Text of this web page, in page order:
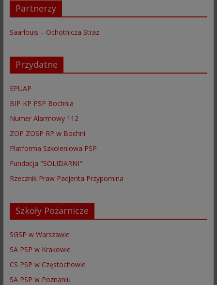
Partnerzy
Saarlouis – Ochotnicza Straz
Przydatne
EPUAP
BIP KP PSP Bochnia
Numer Alarmowy 112
ZOP ZOSP RP w Bochni
Platforma Szkoleniowa PSP
Fundacja "SOLIDARNI"
Rzecznik Praw Pacjenta Przypomina
Szkoły Pożarnicze
SGSP w Warszawie
SA PSP w Krakowie
CS PSP w Częstochowie
SA PSP w Poznaniu